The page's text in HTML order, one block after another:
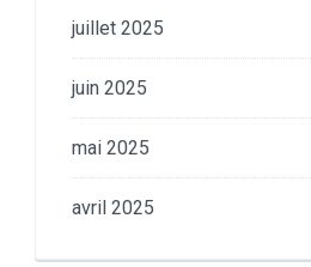
juillet 2025
juin 2025
mai 2025
avril 2025